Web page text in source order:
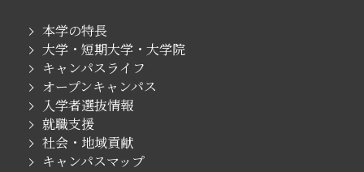
本学の特長
大学・短期大学・大学院
キャンパスライフ
オープンキャンパス
入学者選抜情報
就職支援
社会・地域貢献
キャンパスマップ